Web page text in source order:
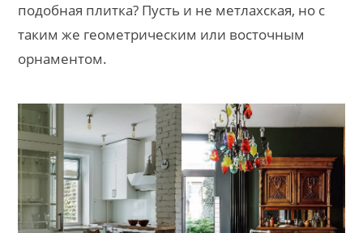
подобная плитка? Пусть и не метлахская, но с
таким же геометрическим или восточным
орнаментом.